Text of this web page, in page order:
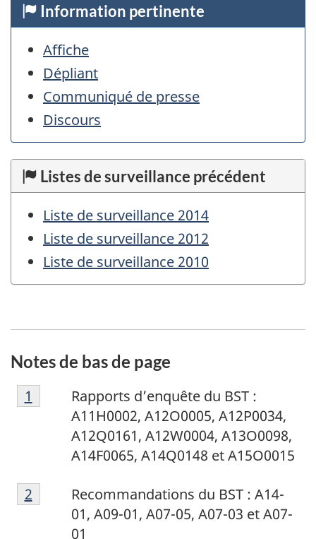
Information pertinente
Affiche
Dépliant
Communiqué de presse
Discours
Listes de surveillance précédent
Liste de surveillance 2014
Liste de surveillance 2012
Liste de surveillance 2010
Notes de bas de page
N
o
e
b
Rapports d’enquête du BST :
A11H0002, A12O0005, A12P0034,
A12Q0161, A12W0004, A13O0098,
A14F0065, A14Q0148 et A15O0015
Retour à la référence de la note de bas de
1
N
o
Recommandations du BST : A14-
01, A09-01, A07-05, A07-03 et A07-
01
Retour à la référence de la note de bas de
2